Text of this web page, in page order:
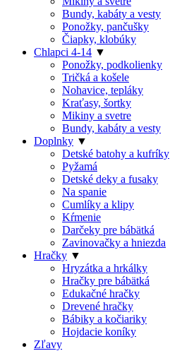
Bundy, kabáty a vesty
Ponožky, pančušky
Čiapky, klobúky
Chlapci 4-14 ▼
Ponožky, podkolienky
Tričká a košele
Nohavice, tepláky
Kraťasy, šortky
Mikiny a svetre
Bundy, kabáty a vesty
Doplnky ▼
Detské batohy a kufríky
Pyžamá
Detské deky a fusaky
Na spanie
Cumlíky a klipy
Kŕmenie
Darčeky pre bábätká
Zavinovačky a hniezda
Hračky ▼
Hryzátka a hrkálky
Hračky pre bábätká
Edukačné hračky
Drevené hračky
Bábiky a kočiariky
Hojdacie koníky
Zľavy